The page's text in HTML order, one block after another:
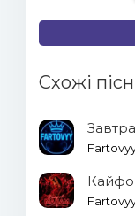
Схожі
Завтра